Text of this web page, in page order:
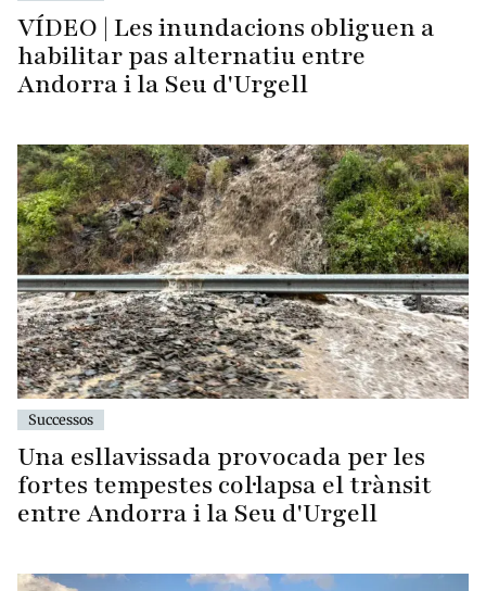
VÍDEO | Les inundacions obliguen a
habilitar pas alternatiu entre
Andorra i la Seu d'Urgell
Successos
Una esllavissada provocada per les
fortes tempestes col·lapsa el trànsit
entre Andorra i la Seu d'Urgell